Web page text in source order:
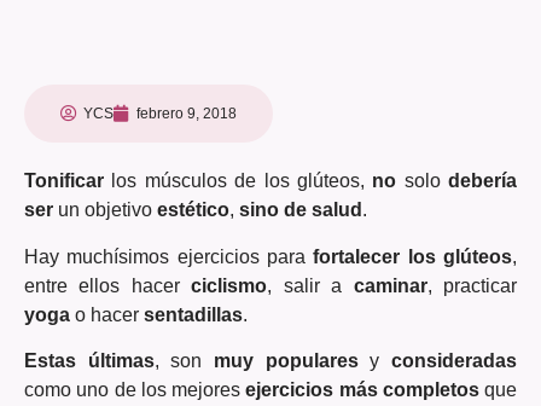
YCS febrero 9, 2018
Tonificar los músculos de los glúteos, no solo debería
ser un objetivo estético, sino de salud .
Hay muchísimos ejercicios parafortalecer los glúteos,
entre ellos hacerciclismo, salir a caminar, practicar
yoga o hacer sentadillas.
Estas últimas, son muy popularesyconsideradas
como uno de los mejoresejercicios más completosque